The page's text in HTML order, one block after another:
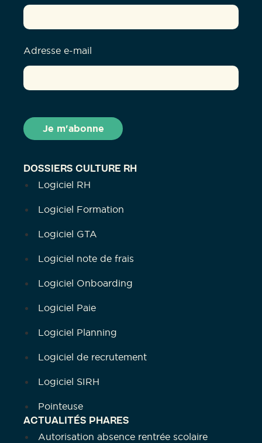
DOSSIERS CULTURE RH
Logiciel RH
Logiciel Formation
Logiciel GTA
Logiciel note de frais
Logiciel Onboarding
Logiciel Paie
Logiciel Planning
Logiciel de recrutement
Logiciel SIRH
Pointeuse
ACTUALITÉS PHARES
Autorisation absence rentrée scolaire
Adresse e-mail